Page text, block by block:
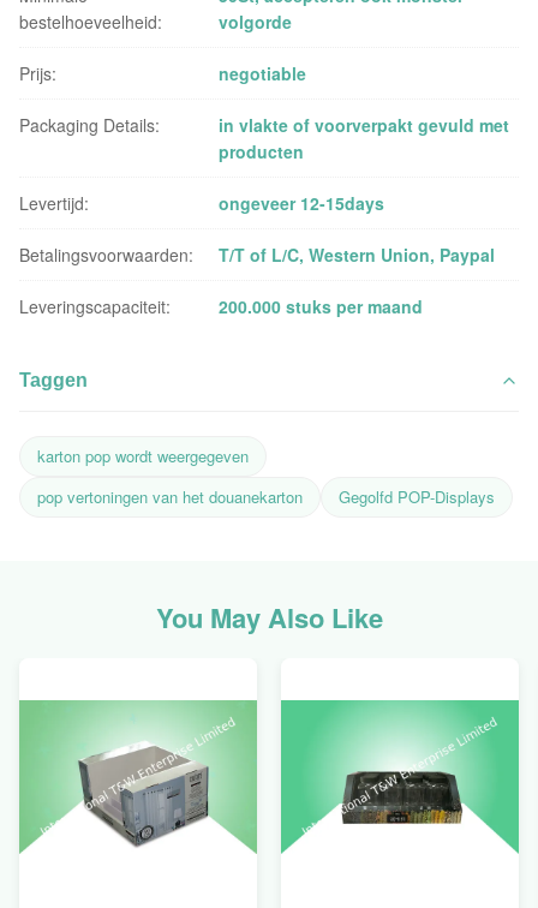
bestelhoeveelheid:
volgorde
Prijs: negotiable
Packaging Details:
in vlakte of voorverpakt gevuld met
producten
Levertijd: ongeveer 12-15days
Betalingsvoorwaarden: T/T of L/C, Western Union, Paypal
Leveringscapaciteit: 200.000 stuks per maand
Taggen
karton pop wordt weergegeven
pop vertoningen van het douanekarton
Gegolfd POP-Displays
You May Also Like